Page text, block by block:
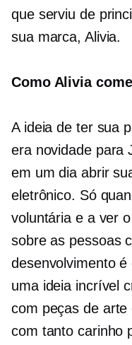
que serviu de
sua marca, Alivia.
Como Alivia
A ideia de ter sua
era novidade para
em um dia abrir
eletrônico. Só
voluntária e a ver
sobre as pessoas
desenvolvimento
uma ideia incrível
com peças de arte
com tanto carinho